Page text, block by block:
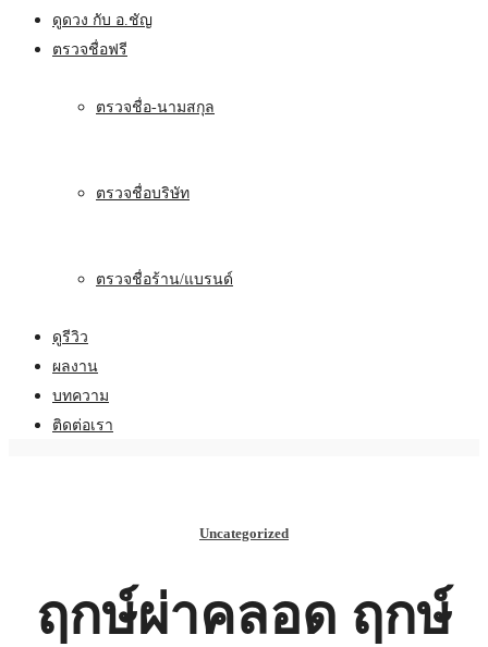
ดูดวง กับ อ.ชัญ
ตรวจชื่อฟรี
ตรวจชื่อ-นามสกุล
ตรวจชื่อบริษัท
ตรวจชื่อร้าน/แบรนด์
ดูรีวิว
ผลงาน
บทความ
ติดต่อเรา
Uncategorized
ฤกษ์ผ่าคลอด ฤกษ์